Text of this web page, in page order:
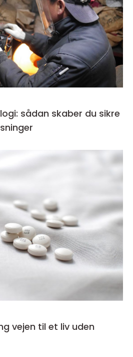
sådan skaber du sikre